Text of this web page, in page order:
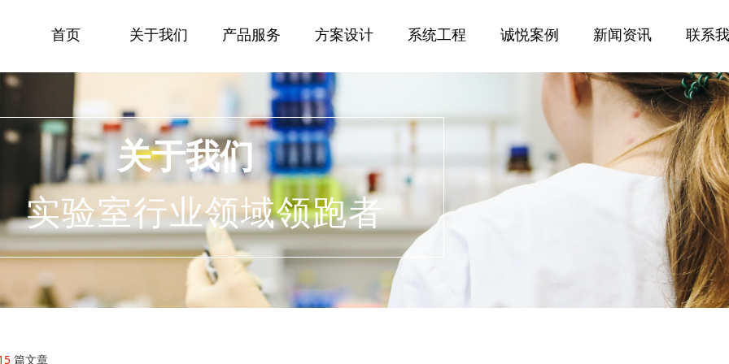
首页 关于我们 产品服务 方案设计 系统工程 诚悦案例 新闻资讯 联系
篇文章
关于我们
实验室行业领域领跑者
关于我们 产品服务 方案设计 解决方案201